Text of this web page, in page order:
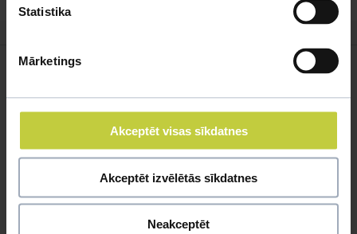
Statistika
Mārketings
Akceptēt visas sīkdatnes
Akceptēt izvēlētās sīkdatnes
Neakceptēt
Līdzīgi jautājumi
Mūsu eksperti spēs atbildēt uz jebkuru Jūsu jautājumu
UZDOT JAUTĀJUMU